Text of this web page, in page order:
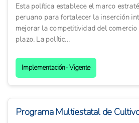
Esta política establece el marco
peruano para fortalecer la inserción
mejorar la competitividad del
plazo. La polític...
Implementación- Vigente
Programa Multiestatal de